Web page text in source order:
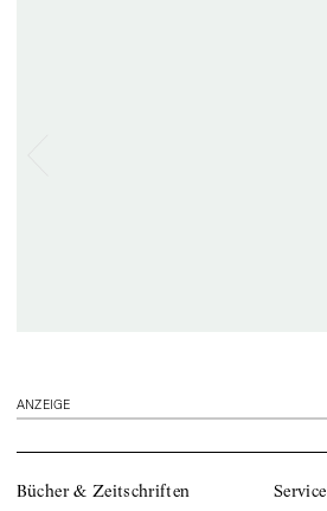
ANZEIGE
Bücher & Zeitschriften Service